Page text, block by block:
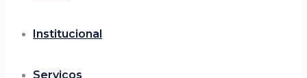
Institucional
Serviços